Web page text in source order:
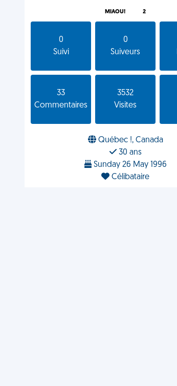
MIAOU! 2
0
Suivi
0
Suiveurs
33
Commentaires
3532
Visites
Québec !, Canada
30 ans
Sunday 26 May 1996
Célibataire